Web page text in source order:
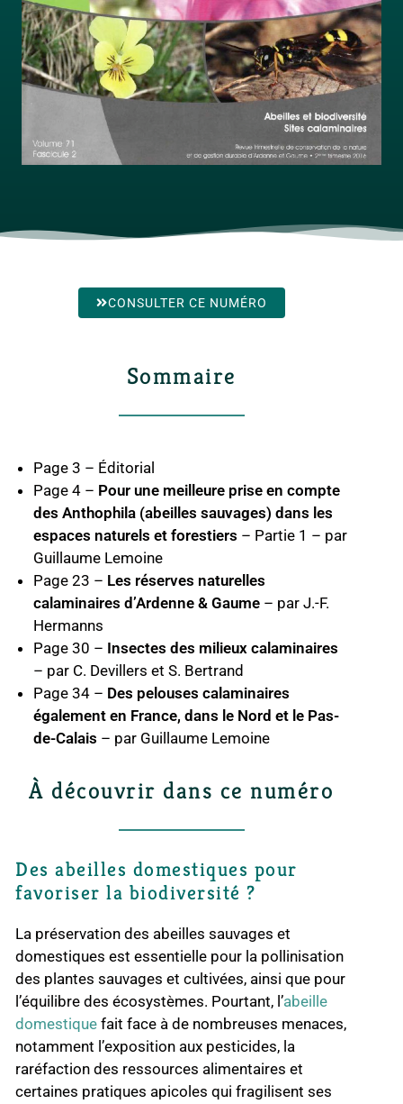
CONSULTER CE NUMÉRO
Sommaire
Page 3 – Éditorial
Page 4 – Pour une meilleure prise en compte
des Anthophila (abeilles sauvages) dans les
espaces naturels et forestiers – Partie 1 – par
Guillaume Lemoine
Page 23 – Les réserves naturelles
calaminaires d’Ardenne & Gaume – par J.-F.
Hermanns
Page 30 – Insectes des milieux calaminaires
– par C. Devillers et S. Bertrand
Page 34 – Des pelouses calaminaires
également en France, dans le Nord et le Pas-
de-Calais – par Guillaume Lemoine
À découvrir dans ce numéro
Des abeilles domestiques pour
favoriser la biodiversité ?
La préservation des abeilles sauvages et
domestiques est essentielle pour la pollinisation
des plantes sauvages et cultivées, ainsi que pour
l’équilibre des écosystèmes. Pourtant, l’abeille
domestique fait face à de nombreuses menaces,
notamment l’exposition aux pesticides, la
raréfaction des ressources alimentaires et
certaines pratiques apicoles qui fragilisent ses